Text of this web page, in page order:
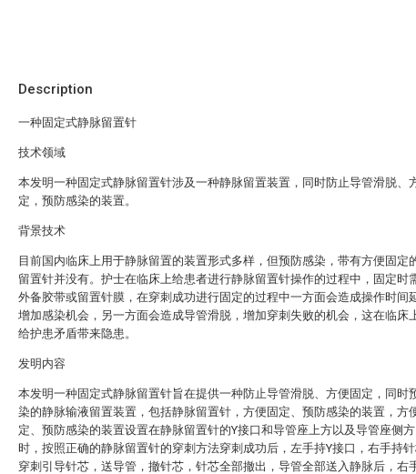
Description
一种固定式静脉留置针
技术领域
本发明一种固定式静脉留置针涉及一种静脉留置装置，同时防止导管滑脱、
定，预防感染的装置。
背景技术
目前国内临床上用于静脉留置的装置形式多样，但预防感染，带有方便固定
留置针并没有。护士在临床上给患者进行静脉留置针操作的过程中，固定时
外备胶带或留置针膜，在穿刺成功进行固定的过程中一方面会造成操作时间
增加感染机会，另一方面会造成导管滑脱，增加穿刺失败的机会，这在临床
给护患矛盾带来隐患。
发明内容
本发明一种固定式静脉留置针旨在提供一种防止导管滑脱、方便固定，同时
染的静脉输液留置装置，包括静脉留置针，方便固定、预防感染的装置，方
定、预防感染的装置设置在静脉留置针的Y接口和导管座上方以及导管座侧
时，按照正确的静脉留置针的穿刺方法穿刺成功后，左手持Y接口，右手持
穿刺引导针芯，送导管，撤针芯，针芯全部撤出，导管全部送入静脉后，右